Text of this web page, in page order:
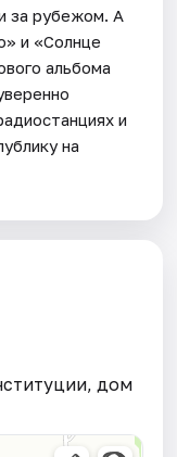
за рубежом. А
и «Солнце
альбома
и
на
дом